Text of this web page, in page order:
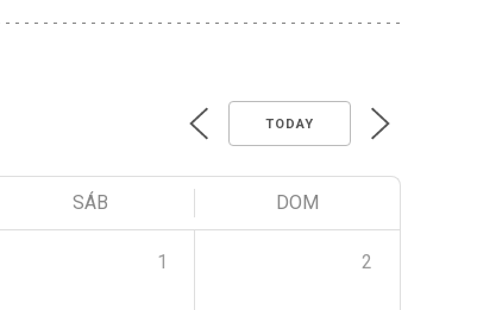
TODAY
SÁB DOM
1 2